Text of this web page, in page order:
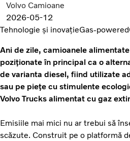
Volvo Camioane
2026-05-12
Tehnologie și inovațieGas-powered
Ani de zile, camioanele
poziționate în principal ca o
de varianta diesel, fiind utilizate
sau pe piețe cu stimulente
Volvo Trucks alimentat cu gaz
Emisiile mai mici nu ar trebui să
scăzute. Construit pe o platformă